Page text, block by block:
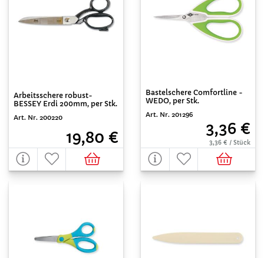
Arbeitsschere robust-
BESSEY Erdi 200mm, per Stk.
Art. Nr. 200220
19,80 €
Bastelschere Comfortline -
WEDO, per Stk.
Art. Nr. 201296
3,36 €
3,36 € / Stück